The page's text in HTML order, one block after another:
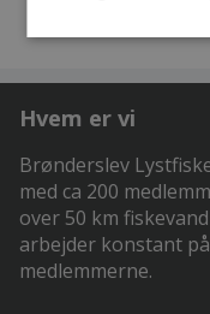
Hvem er vi
Brønderslev
med ca 200
over 50 km
arbejder konstant
medlemmerne.